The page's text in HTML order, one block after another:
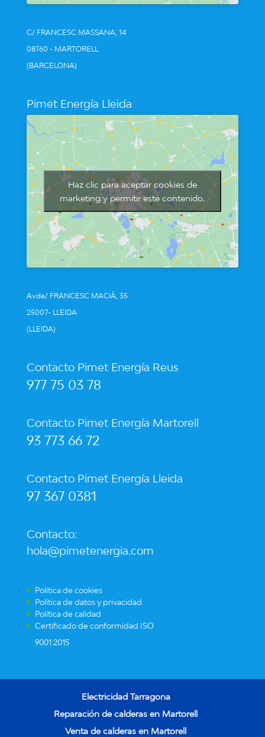
C/ FRANCESC MASSANA, 14
08760 - MARTORELL
(BARCELONA)
Pimet Energía Lleida
Haz clic para aceptar cookies de
marketing y permitir este contenido.
Avda/ FRANCESC MACIÀ, 35
25007- LLEIDA
(LLEIDA)
Contacto Pimet Energía Reus
977 75 03 78
Contacto Pimet Energía Martorell
93 773 66 72
Contacto Pimet Energía Lleida
97 367 0381
Contacto:
hola@pimetenergia.com
Política de cookies
Política de datos y privacidad
Política de calidad
Certificado de conformidad ISO
9001:2015
Electricidad Tarragona
Reparación de calderas en Martorell
Venta de calderas en Martorell